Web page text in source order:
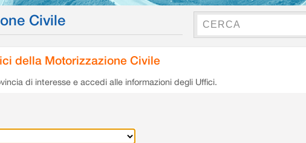
Civile
della Motorizzazione Civile
di interesse e accedi alle informazioni degli Uffici.